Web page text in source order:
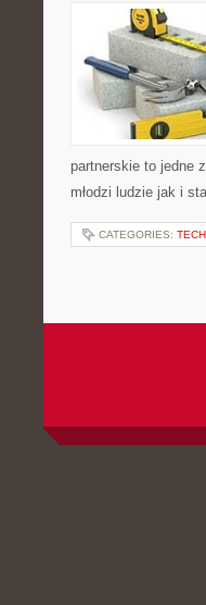
partnerskie to jedne
młodzi ludzie jak i
CATEGORIES: